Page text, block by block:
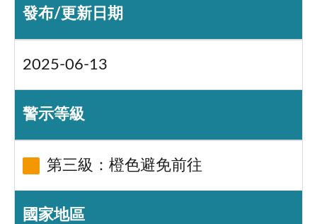
發布/更新日期
2025-06-13
警示等級
第三級：橙色避免前往
國家地區